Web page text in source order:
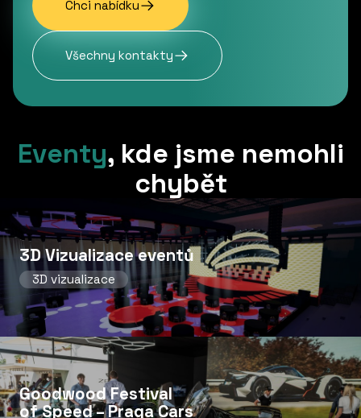
Chci nabídku
Všechny kontakty
Eventy, kde jsme nemohli
chybět
3D Vizualizace eventů
3D vizualizace
Goodwood Festival
of Speed ​​– Praga Cars